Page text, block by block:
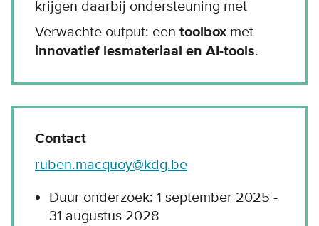
krijgen daarbij ondersteuning met
Verwachte output: een toolbox met
innovatief lesmateriaal en AI-tools.
Contact
ruben.macquoy@kdg.be
Duur onderzoek: 1 september 2025 -
31 augustus 2028